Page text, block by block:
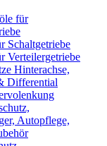
für
Schaltgetriebe
Verteilergetriebe
Hinterachse,
Differential
Autopflege,